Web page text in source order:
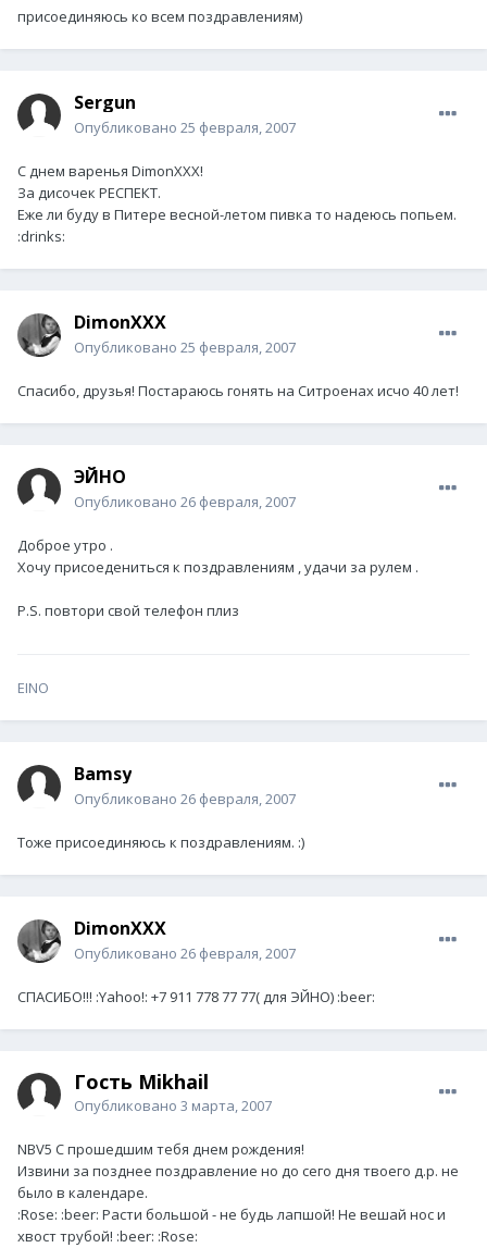
присоединяюсь ко всем поздравлениям)
Sergun
Опубликовано 25 февраля, 2007
С днем варенья DimonXXX!
За дисочек РЕСПЕКТ.
Еже ли буду в Питере весной-летом пивка то надеюсь попьем.
:drinks:
DimonXXX
Опубликовано 25 февраля, 2007
Спасибо, друзья! Постараюсь гонять на Ситроенах исчо 40 лет!
ЭЙНО
Опубликовано 26 февраля, 2007
Доброе утро .
Хочу присоедениться к поздравлениям , удачи за рулем .
P.S. повтори свой телефон плиз
EINO
Bamsy
Опубликовано 26 февраля, 2007
Тоже присоединяюсь к поздравлениям. :)
DimonXXX
Опубликовано 26 февраля, 2007
СПАСИБО!!! :Yahoo!: +7 911 778 77 77( для ЭЙНО) :beer:
Гость Mikhail
Опубликовано 3 марта, 2007
NBV5 С прошедшим тебя днем рождения!
Извини за позднее поздравление но до сего дня твоего д.р. не
было в календаре.
:Rose: :beer: Расти большой - не будь лапшой! Не вешай нос и
хвост трубой! :beer: :Rose: